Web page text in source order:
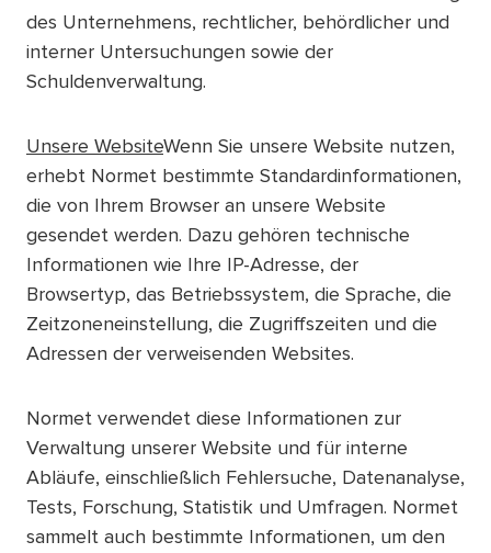
des Unternehmens, rechtlicher, behördlicher und
interner Untersuchungen sowie der
Schuldenverwaltung.
Unsere WebsiteWenn Sie unsere Website nutzen,
erhebt Normet bestimmte Standardinformationen,
die von Ihrem Browser an unsere Website
gesendet werden. Dazu gehören technische
Informationen wie Ihre IP-Adresse, der
Browsertyp, das Betriebssystem, die Sprache, die
Zeitzoneneinstellung, die Zugriffszeiten und die
Adressen der verweisenden Websites.
Normet verwendet diese Informationen zur
Verwaltung unserer Website und für interne
Abläufe, einschließlich Fehlersuche, Datenanalyse,
Tests, Forschung, Statistik und Umfragen. Normet
sammelt auch bestimmte Informationen, um den